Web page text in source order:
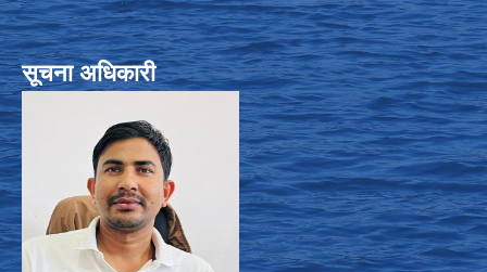
सूचना अधिकारी